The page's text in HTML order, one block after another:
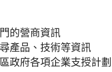
的營商資訊
產品、技術等資訊
政府各項企業支授計劃